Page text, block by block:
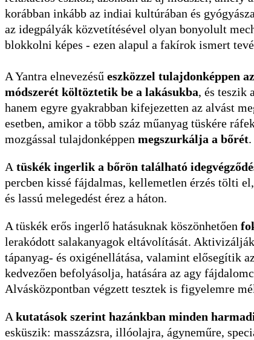
korábban inkább az indiai kultúrában és
az idegpályák közvetítésével olyan bonyolult
blokkolni képes - ezen alapul a fakírok ismert
A Yantra elnevezésű eszközzel tulajdonképpen
módszerét költöztetik be a lakásukba, és teszik
hanem egyre gyakrabban kifejezetten az alvást
esetben, amikor a több száz műanyag tüskére
mozgással tulajdonképpen megszurkálja a bőrét.
A tüskék ingerlik a bőrön található
percben kissé fájdalmas, kellemetlen érzés tölti
és lassú melegedést érez a háton.
A tüskék erős ingerlő hatásuknak köszönhetően
lerakódott salakanyagok eltávolítását.
tápanyag- és oxigénellátása, valamint elősegítik
kedvezően befolyásolja, hatására az agy
Alvásközpontban végzett tesztek is figyelemre
A kutatások szerint hazánkban minden
esküszik: masszázsra, illóolajra, ágyneműre,